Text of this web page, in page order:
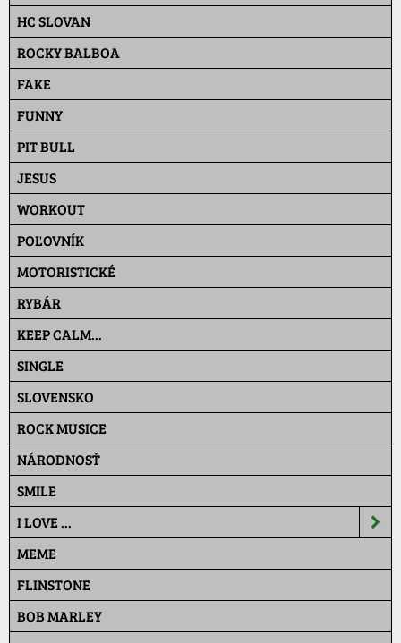
HC SLOVAN
ROCKY BALBOA
FAKE
FUNNY
PIT BULL
JESUS
WORKOUT
POĽOVNÍK
MOTORISTICKÉ
RYBÁR
KEEP CALM...
SINGLE
SLOVENSKO
ROCK MUSICE
NÁRODNOSŤ
SMILE
I LOVE ...
MEME
FLINSTONE
BOB MARLEY